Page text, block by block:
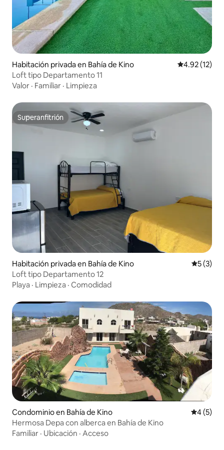
Habitación privada en Bahía de Kino Calificación
4.92 (12)
Loft tipo Departamento 11
Valor · Familiar · Limpieza
Superanfitrión
Superanfitrión
Habitación privada en Bahía de Kino
5 (3)
Loft tipo Departamento 12
Playa · Limpieza · Comodidad
Condominio en Bahía de Kino
4 (5)
Hermosa Depa con alberca en Bahía de Kino
Familiar · Ubicación · Acceso